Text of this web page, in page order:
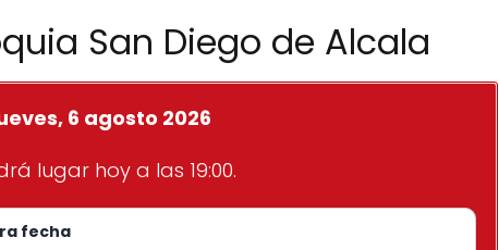
San Diego de Alcala
6 agosto 2026
lugar hoy a las 19:00.
fecha